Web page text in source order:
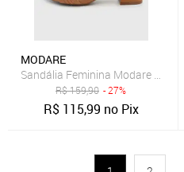
MODARE
Sandália Feminina Modare
R$159,90 - 27%
R$ 115,99 no Pix